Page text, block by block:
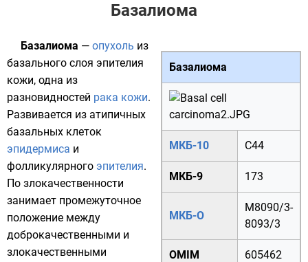
Базалиома
Базалиома
МКБ-10 C44
МКБ-9 173
МКБ-О
M8090/3-
8093/3
OMIM 605462
Базалиома — опухоль из
базального слоя эпителия
кожи, одна из
разновидностей рака кожи.
Развивается из атипичных
базальных клеток
эпидермиса и
фолликулярного эпителия.
По злокачественности
занимает промежуточное
положение между
доброкачественными и
злокачественными